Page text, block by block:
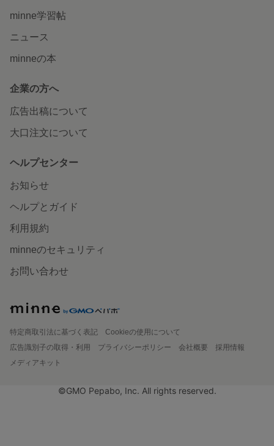
minne学習帖
ニュース
minneの本
企業の方へ
広告出稿について
大口注文について
ヘルプセンター
お知らせ
ヘルプとガイド
利用規約
minneのセキュリティ
お問い合わせ
特定商取引法に基づく表記
Cookieの使用について
広告識別子の取得・利用
プライバシーポリシー 会社概要
採用情報
メディアキット
©GMO Pepabo, Inc. All rights reserved.